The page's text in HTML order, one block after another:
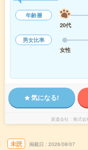
年齢層
20代
男女比率
女性
気になる!
派遣会社 株式
未読 掲載日 2026/08/07